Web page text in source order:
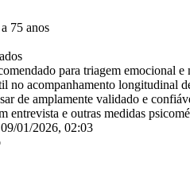
75 anos
para triagem emocional
no acompanhamento longitudinal
de amplamente validado e
entrevista e outras medidas
09/01/2026, 02:03